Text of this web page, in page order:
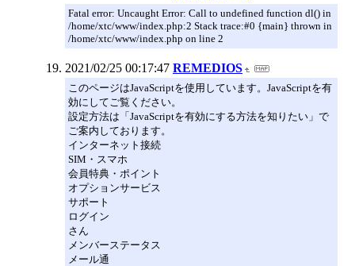
Fatal error: Uncaught Error: Call to undefined function dl() in
/home/xtc/www/index.php:2 Stack trace:#0 {main} thrown in
/home/xtc/www/index.php on line 2
2021/02/25 00:17:47 REMEDIOS
このページはJavaScriptを使用しています。JavaScriptを有
効にしてご覧ください。
設定方法は「JavaScriptを有効にする方法を知りたい」で
ご案内しております。
インターネット接続
SIM・スマホ
会員特典・ポイント
オプションサービス
サポート
ログイン
さん
メンバーステータス
メール通